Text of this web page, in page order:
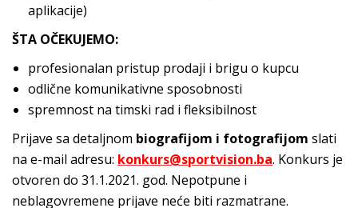
aplikacije)
ŠTA OČEKUJEMO:
profesionalan pristup prodaji i brigu o kupcu
odlične komunikativne sposobnosti
spremnost na timski rad i fleksibilnost
Prijave sa detaljnom biografijom i fotografijom slati
na e-mail adresu: konkurs@sportvision.ba. Konkurs je
otvoren do 31.1.2021. god. Nepotpune i
neblagovremene prijave neće biti razmatrane.